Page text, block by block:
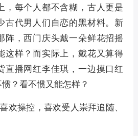
，每个人都不含糊，古人更是
古代男人们自恋的黑材料。新
阵，西门庆头戴一朵鲜花招摇
这样？而实际上，戴花又算得
直播网红李佳琪，一边摸口红
？看不惯又能怎样？
欢操控，喜欢受人崇拜追随、